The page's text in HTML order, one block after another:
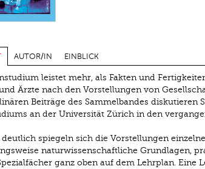
AUTOR/IN EINBLICK
leistet mehr, als Fakten und
Ärzte nach den Vorstellungen von
Beiträge des Sammelbandes diskutieren
an der Universität Zürich in den
deutlich spiegeln sich die Vorstellungen
naturwissenschaftliche Grundlagen,
ganz oben auf dem Lehrplan.